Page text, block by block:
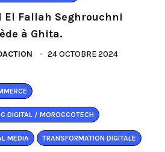
El Fallah Seghrouchni
à Ghita.
24 OCTOBRE 2024
DIGITAL / MOROCCOTECH
MEDIA TRANSFORMATION DIGITALE